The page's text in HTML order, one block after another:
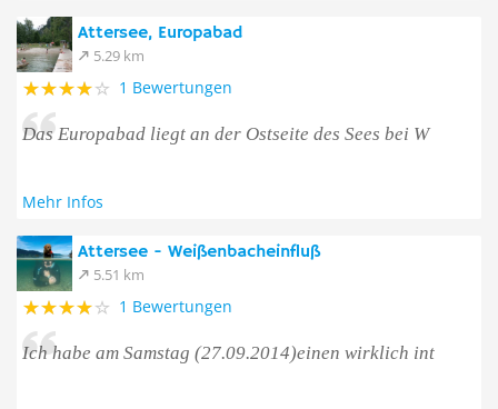
Attersee, Europabad
5.29 km
1 Bewertungen
Das Europabad liegt an der Ostseite des Sees bei W
Mehr Infos
Attersee - Weißenbacheinfluß
5.51 km
1 Bewertungen
Ich habe am Samstag (27.09.2014)einen wirklich int